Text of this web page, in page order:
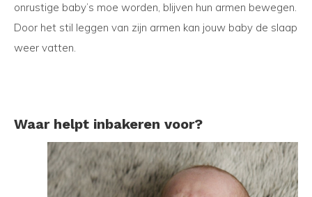
onrustige baby’s moe worden, blijven hun armen bewegen.
Door het stil leggen van zijn armen kan jouw baby de slaap
weer vatten.
Waar helpt inbakeren voor?